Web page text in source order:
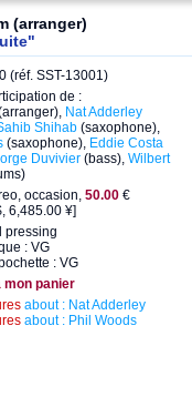
(arranger)
(réf. SST-13001)
de :
Nat Adderley
Shihab (saxophone),
(saxophone), Eddie Costa
Duvivier (bass), Wilbert
occasion, 50.00 €
6,485.00 ¥]
pressing
: VG
: VG
mon panier
about : Nat Adderley
about : Phil Woods